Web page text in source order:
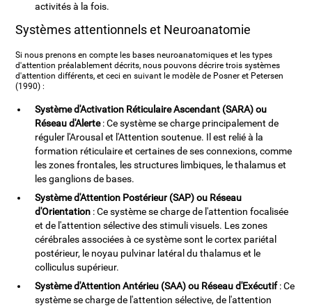
activités à la fois.
Systèmes attentionnels et Neuroanatomie
Si nous prenons en compte les bases neuroanatomiques et les types
d'attention préalablement décrits, nous pouvons décrire trois systèmes
d'attention différents, et ceci en suivant le modèle de Posner et Petersen
(1990) :
Système d'Activation Réticulaire Ascendant (SARA) ou
Réseau d'Alerte: Ce système se charge principalement de
réguler l'Arousal et l'Attention soutenue. Il est relié à la
formation réticulaire et certaines de ses connexions, comme
les zones frontales, les structures limbiques, le thalamus et
les ganglions de bases.
Système d'Attention Postérieur (SAP) ou Réseau
d'Orientation : Ce système se charge de l'attention focalisée
et de l'attention sélective des stimuli visuels. Les zones
cérébrales associées à ce système sont le cortex pariétal
postérieur, le noyau pulvinar latéral du thalamus et le
colliculus supérieur.
Système d'Attention Antérieu (SAA) ou Réseau d'Exécutif: Ce
système se charge de l'attention sélective, de l'attention